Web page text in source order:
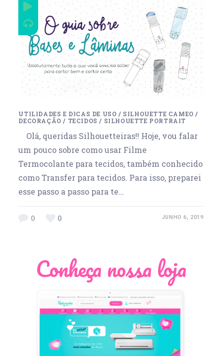
UTILIDADES E DICAS DE USO / SILHOUETTE CAMEO /
DECORAÇÃO / TECIDOS / SILHOUETTE PORTRAIT
Olá, queridas Silhouetteiras!! Hoje, vou falar
um pouco sobre como usar Filme
Termocolante para tecidos, também conhecido
como Transfer para tecidos. Para isso, preparei
esse passo a passo para te…
0 0 JUNHO 6, 2019
Conheça nossa loja
Léia Pastori